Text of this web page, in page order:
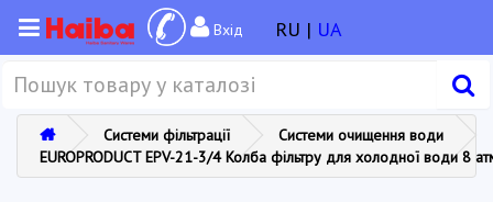
Вхід RU | UA
Системи фільтрації
Системи очищення води
EUROPRODUCT EPV-21-3/4 Колба фільтру для холодної води 8